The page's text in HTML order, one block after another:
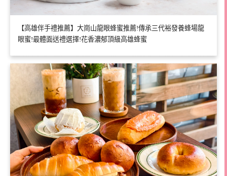
【高雄伴手禮推薦】大崗山龍眼蜂蜜推薦!傳承三代裕發養蜂場龍
眼蜜!最體面送禮選擇!花香濃郁頂級高雄蜂蜜